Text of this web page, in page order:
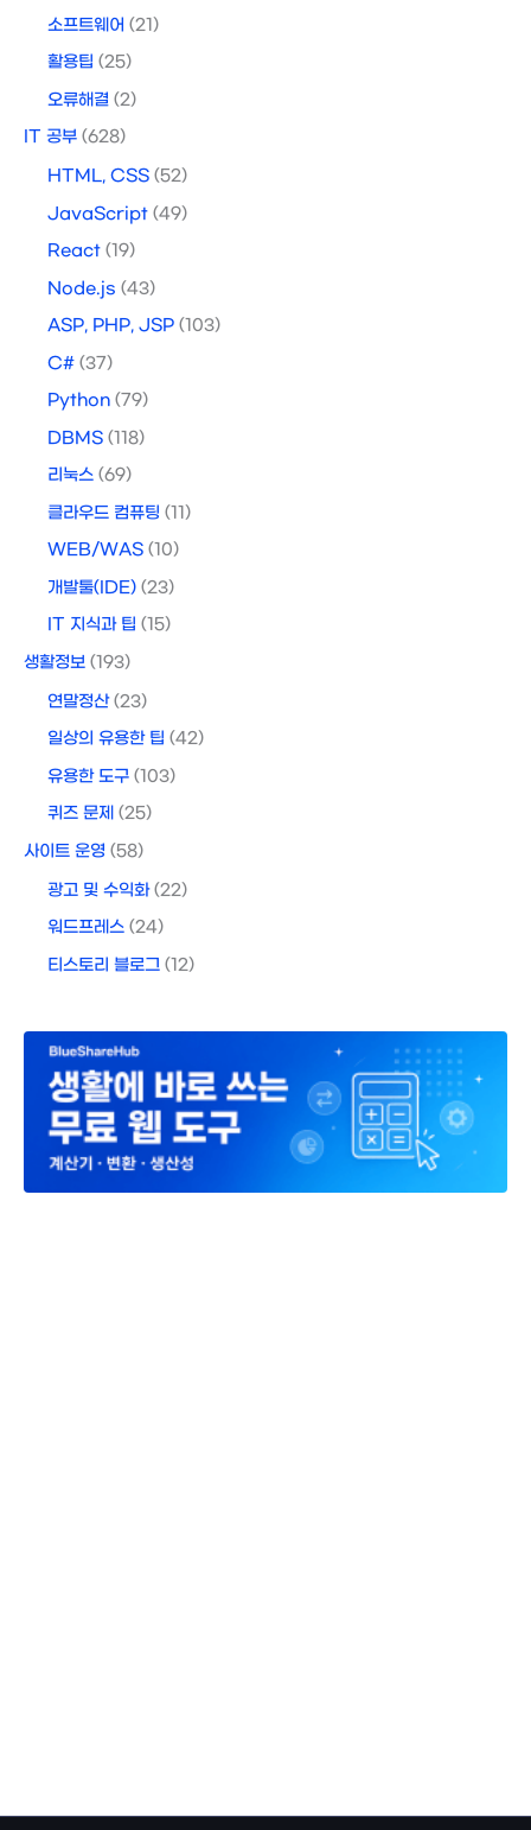
소프트웨어 (21)
활용팁 (25)
오류해결 (2)
IT 공부 (628)
HTML, CSS (52)
JavaScript (49)
React (19)
Node.js (43)
ASP, PHP, JSP (103)
C# (37)
Python (79)
DBMS (118)
리눅스 (69)
클라우드 컴퓨팅 (11)
WEB/WAS (10)
개발툴(IDE) (23)
IT 지식과 팁 (15)
생활정보 (193)
연말정산(23)
일상의 유용한 팁 (42)
유용한 도구 (103)
퀴즈 문제 (25)
사이트 운영 (58)
광고 및 수익화(22)
워드프레스 (24)
티스토리 블로그 (12)